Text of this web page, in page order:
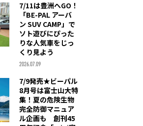
7/11は豊洲へGO！
「BE-PAL アーバ
ン SUV CAMP」で
ソト遊びにぴった
りな人気車をじっ
くり見よう
2026.07.09
7/9発売★ビーパル
8月号は富士山大特
集！夏の危険生物
完全防御マニュア
ル企画も 創刊45